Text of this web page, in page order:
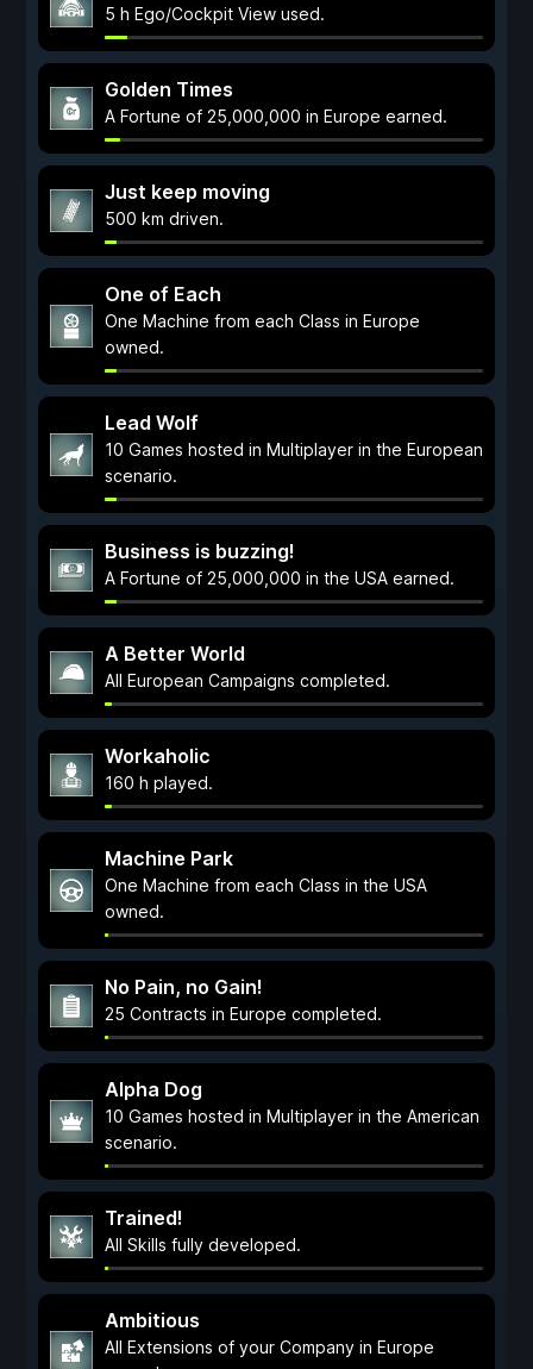
5 h Ego/Cockpit View used.
Golden Times
A Fortune of 25,000,000 in Europe earned.
Just keep moving
500 km driven.
One of Each
One Machine from each Class in Europe
owned.
Lead Wolf
10 Games hosted in Multiplayer in the European
scenario.
Business is buzzing!
A Fortune of 25,000,000 in the USA earned.
A Better World
All European Campaigns completed.
Workaholic
160 h played.
Machine Park
One Machine from each Class in the USA
owned.
No Pain, no Gain!
25 Contracts in Europe completed.
Alpha Dog
10 Games hosted in Multiplayer in the American
scenario.
Trained!
All Skills fully developed.
Ambitious
All Extensions of your Company in Europe